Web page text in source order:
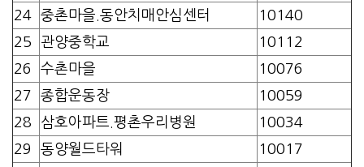
24
중촌마을.동안치매안심센터
10140
25
관양중학교
10112
26
수촌마을
10076
27
종합운동장
10059
28
삼호아파트.평촌우리병원
10034
29
동양월드타워
10017